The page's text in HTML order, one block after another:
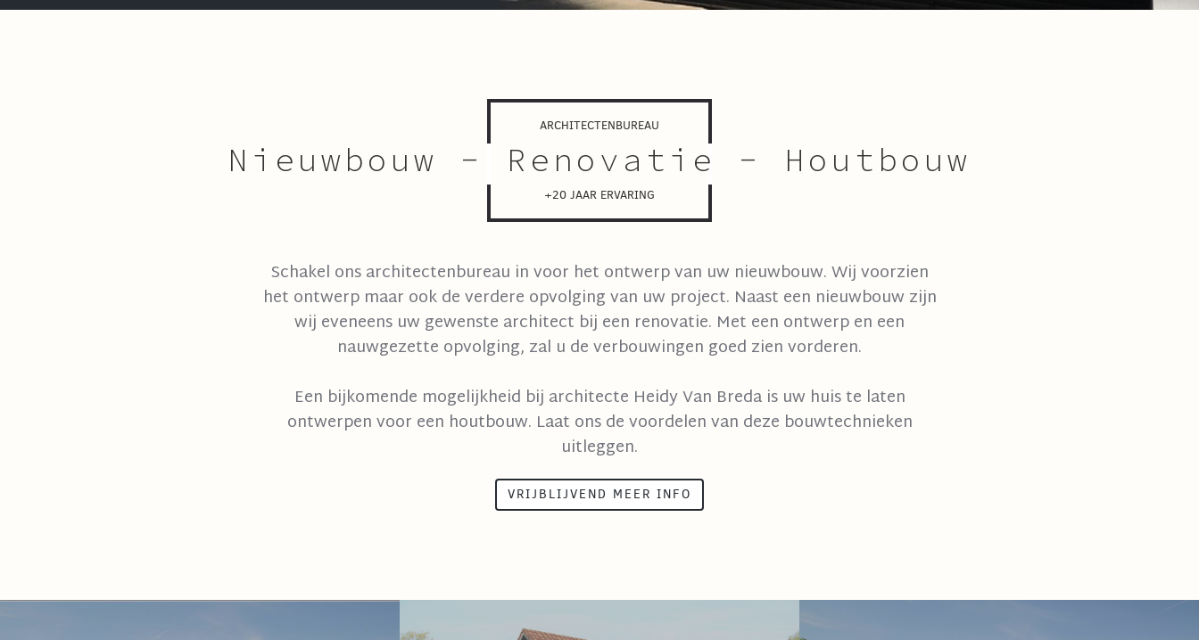
ARCHITECTENBUREAU
Nieuwbouw - Renovatie - Houtbouw
+20 JAAR ERVARING
Schakel ons architectenbureau in voor het ontwerp van uw nieuwbouw. Wij voorzien
het ontwerp maar ook de verdere opvolging van uw project. Naast een nieuwbouw zijn
wij eveneens uw gewenste architect bij een renovatie. Met een ontwerp en een
nauwgezette opvolging, zal u de verbouwingen goed zien vorderen.
Een bijkomende mogelijkheid bij architecte Heidy Van Breda is uw huis te laten
ontwerpen voor een houtbouw. Laat ons de voordelen van deze bouwtechnieken
uitleggen.
VRIJBLIJVEND MEER INFO